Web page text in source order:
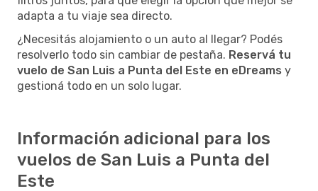
adapta a tu viaje sea directo.
¿Necesitás alojamiento o un auto al llegar? Podés
resolverlo todo sin cambiar de pestaña. Reservá tu
vuelo de San Luis a Punta del Este en eDreams y
gestioná todo en un solo lugar.
Información adicional para los
vuelos de San Luis a Punta del
Este